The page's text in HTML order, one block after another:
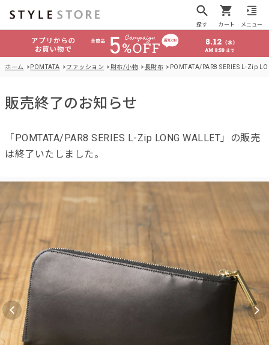
探す カート メニュー
ホーム POMTATA ファッション 財布/小物 長財布 POMTATA/PAR8 SERIES L-Zip
販売終了のお知らせ
「POMTATA/PAR8 SERIES L-Zip LONG WALLET」の販売
は終了いたしました。